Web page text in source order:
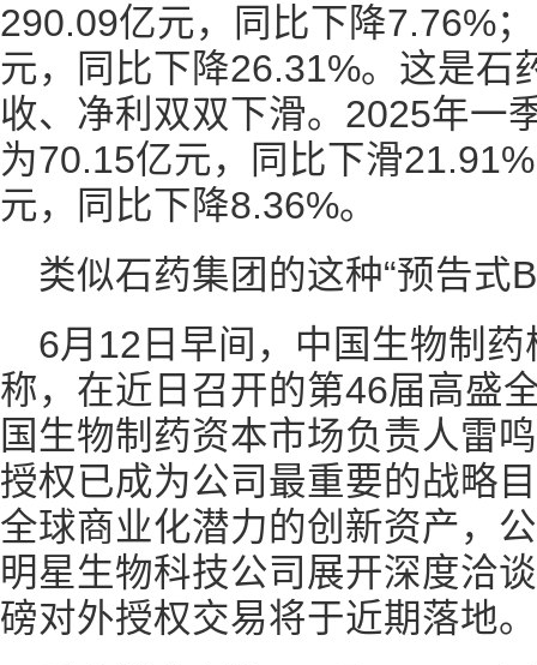
290.09亿元，同比下降7.76%
元，同比下降26.31%。这是石
收、净利双双下滑。2025年一
为70.15亿元，同比下滑
元，同比下降8.36%。
类似石药集团的这种“预告式
6月12日早间，中国生物制
称，在近日召开的第46届高盛
国生物制药资本市场负责人雷
授权已成为公司最重要的战略
全球商业化潜力的创新资产，
明星生物科技公司展开深度洽
磅对外授权交易将于近期落地。